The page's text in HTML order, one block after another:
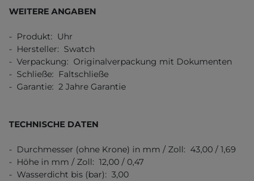
WEITERE ANGABEN
- Produkt: Uhr
- Hersteller: Swatch
- Verpackung: Originalverpackung mit Dokumenten
- Schließe: Faltschließe
- Garantie: 2 Jahre Garantie
TECHNISCHE DATEN
- Durchmesser (ohne Krone) in mm / Zoll: 43,00 / 1,69
- Höhe in mm / Zoll: 12,00 / 0,47
- Wasserdicht bis (bar): 3,00